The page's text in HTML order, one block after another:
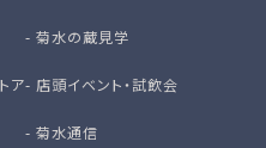
ア
- 菊水の蔵見学
- 店頭イベント・試飲会
- 菊水通信